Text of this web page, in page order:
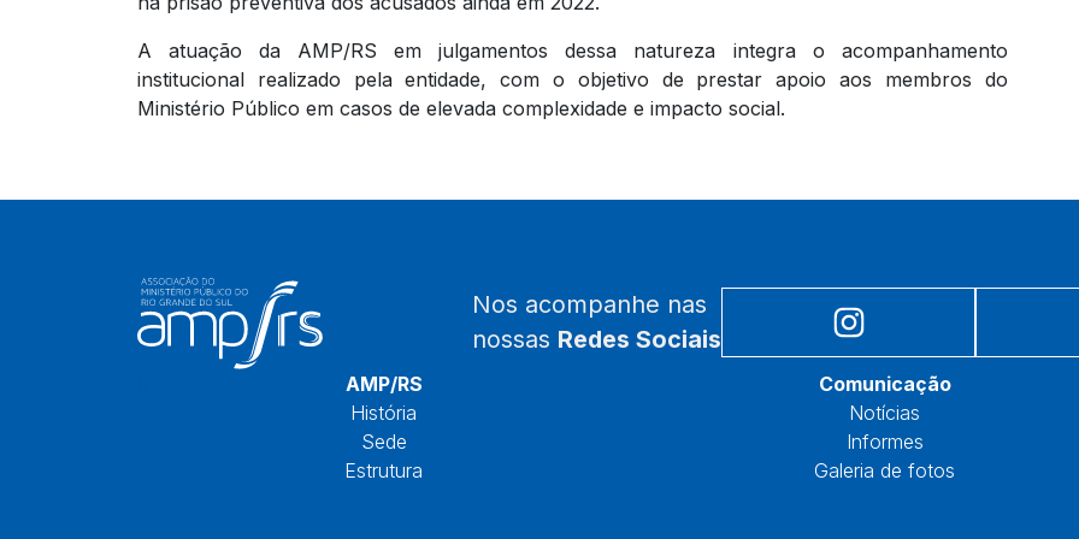
A atuação da AMP/RS em julgamentos dessa natureza integra o acompanhamento
institucional realizado pela entidade, com o objetivo de prestar apoio aos membros do
Ministério Público em casos de elevada complexidade e impacto social.
Nos acompanhe nas
nossas Redes Sociais
AMP/RS
História
Sede
Estrutura
Comunicação
Notícias
Informes
Galeria de fotos